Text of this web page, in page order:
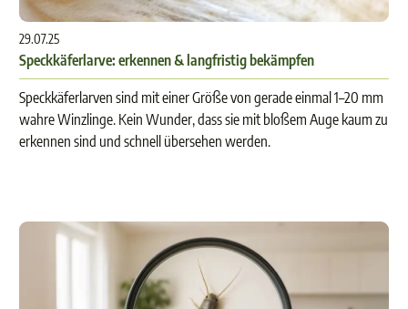
29.07.25
Speckkäferlarve: erkennen & langfristig bekämpfen
Speckkäferlarven sind mit einer Größe von gerade einmal 1–20 mm
wahre Winzlinge. Kein Wunder, dass sie mit bloßem Auge kaum zu
erkennen sind und schnell übersehen werden.